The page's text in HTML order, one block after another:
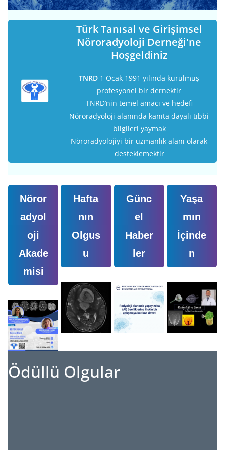
Türk Tanısal ve Girişimsel
Nöroradyoloji Derneği'ne
Hoşgeldiniz
TNRD 1 Ocak 1991 yılında kurulmuş
profesyonel bir dernektir
TNRD’nin temel amacı ve hedefi
Nöroradyoloji alanında kanıta dayalı tıbbi
bilgileri yaymak
Nöroradyolojiyi bir uzmanlık alanı olarak
desteklemektir
Nöror
adyol
oji
Akade
misi
Hafta
nın
Olgus
u
Günc
el
Haber
ler
Yaşa
mın
İçinde
n
Ödüllü Olgular